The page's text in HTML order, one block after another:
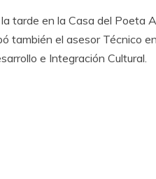
tarde en la Casa del Poeta
también el asesor Técnico
e Integración Cultural.